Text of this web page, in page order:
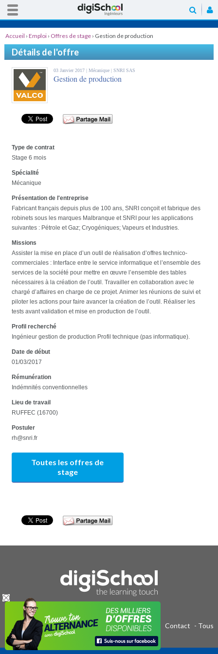
Accueil › Emploi › Offres de stage › Gestion de production
Détails de l'offre
03 Janvier 2017 | Mécanique | SNRI SAS
Gestion de production
Type de contrat
Stage 6 mois
Spécialité
Mécanique
Présentation de l'entreprise
Fabricant français depuis plus de 100 ans, SNRI conçoit et fabrique des
robinets sous les marques Malbranque et SNRI pour les applications
suivantes : Pétrole et Gaz; Cryogéniques; Vapeurs et Industries.
Missions
Assister la mise en place d’un outil de réalisation d’offres technico-
commerciales : Interface entre le service informatique et l’ensemble des
services de la société pour mettre en œuvre l’ensemble des tables
nécessaires à la création de l’outil. Travailler en collaboration avec le
chargé d’affaires en charge de ce projet. Animer les réunions de suivi et
piloter les actions pour faire avancer la création de l’outil. Réaliser les
tests avant validation et mise en production de l’outil.
Profil recherché
Ingénieur gestion de production Profil technique (pas informatique).
Date de début
01/03/2017
Rémunération
Indémnités conventionnelles
Lieu de travail
RUFFEC (16700)
Postuler
rh@snri.fr
Toutes les offres de
stage
Publicité sur le réseau digiSchool - C.G.U/C.G.V Contact - Tous
droits réservés 2011-2020